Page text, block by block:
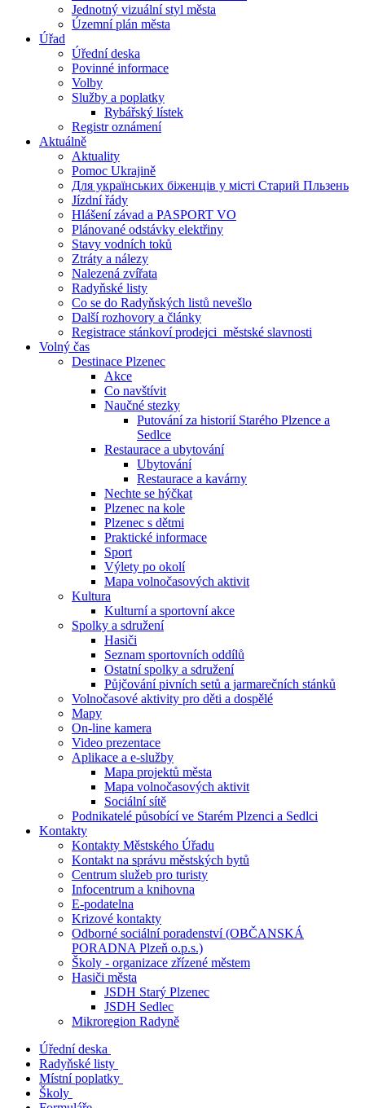
Jednotný vizuální styl města
Územní plán města
Úřad
Úřední deska
Povinné informace
Volby
Služby a poplatky
Rybářský lístek
Registr oznámení
Aktuálně
Aktuality
Pomoc Ukrajině
Для українських біженців у місті Старий Пльзень
Jízdní řády
Hlášení závad a PASPORT VO
Plánované odstávky elektřiny
Stavy vodních toků
Ztráty a nálezy
Nalezená zvířata
Radyňské listy
Co se do Radyňských listů nevešlo
Další rozhovory a články
Registrace stánkoví prodejci_městské slavnosti
Volný čas
Destinace Plzenec
Akce
Co navštívit
Naučné stezky
Putování za historií Starého Plzence a
Sedlce
Restaurace a ubytování
Ubytování
Restaurace a kavárny
Nechte se hýčkat
Plzenec na kole
Plzenec s dětmi
Praktické informace
Sport
Výlety po okolí
Mapa volnočasových aktivit
Kultura
Kulturní a sportovní akce
Spolky a sdružení
Hasiči
Seznam sportovních oddílů
Ostatní spolky a sdružení
Půjčování pivních setů a jarmarečních stánků
Volnočasové aktivity pro děti a dospělé
Mapy
On-line kamera
Video prezentace
Aplikace a e-služby
Mapa projektů města
Mapa volnočasových aktivit
Sociální sítě
Podnikatelé působící ve Starém Plzenci a Sedlci
Kontakty
Kontakty Městského Úřadu
Kontakt na správu městských bytů
Centrum služeb pro turisty
Infocentrum a knihovna
E-podatelna
Krizové kontakty
Odborné sociální poradenství (OBČANSKÁ
PORADNA Plzeň o.p.s.)
Školy - organizace zřízené městem
Hasiči města
JSDH Starý Plzenec
JSDH Sedlec
Mikroregion Radyně
Úřední deska
Radyňské listy
Místní poplatky
Školy